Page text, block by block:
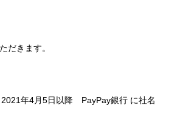
だきます。
年4月5日以降 PayPay銀行 に社名